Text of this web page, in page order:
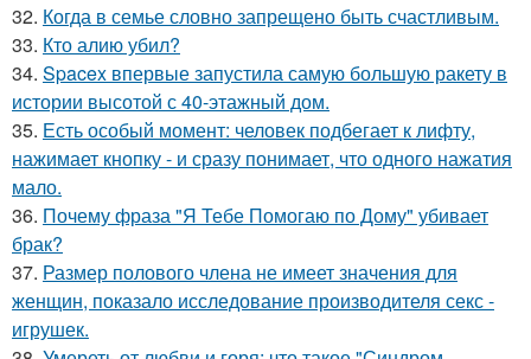
32. Когда в семье словно запрещено быть счастливым.
33. Кто алию убил?
34. Spacex впервые запустила самую большую ракету в
истории высотой с 40-этажный дом.
35. Есть особый момент: человек подбегает к лифту,
нажимает кнопку - и сразу понимает, что одного нажатия
мало.
36. Почему фраза "Я Тебе Помогаю по Дому" убивает
брак?
37. Размер полового члена не имеет значения для
женщин, показало исследование производителя секс -
игрушек.